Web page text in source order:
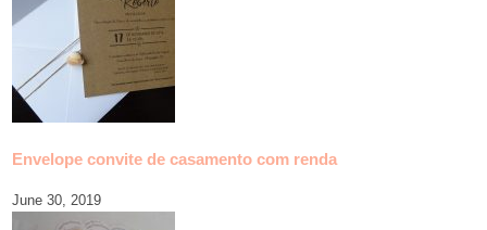
Envelope convite de casamento com renda
June 30, 2019